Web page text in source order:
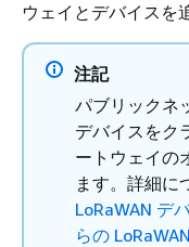
ウェイとデバイスを
注記
パブリックネ
デバイスをク
ートウェイの
ます。詳細に
LoRaWAN デ
らの